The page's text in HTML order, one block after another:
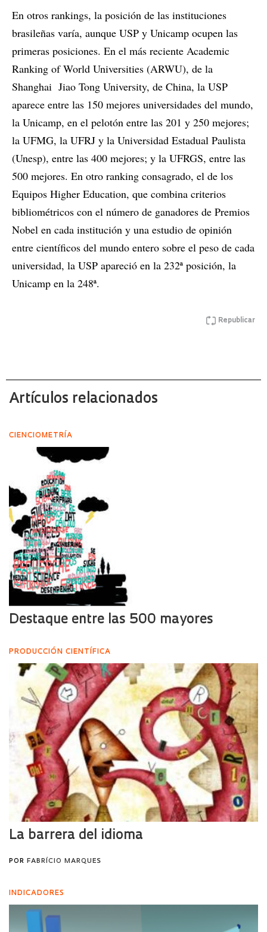
En otros rankings, la posición de las instituciones
brasileñas varía, aunque USP y Unicamp ocupen las
primeras posiciones. En el más reciente Academic
Ranking of World Universities (ARWU), de la
Shanghai Jiao Tong University, de China, la USP
aparece entre las 150 mejores universidades del mundo,
la Unicamp, en el pelotón entre las 201 y 250 mejores;
la UFMG, la UFRJ y la Universidad Estadual Paulista
(Unesp), entre las 400 mejores; y la UFRGS, entre las
500 mejores. En otro ranking consagrado, el de los
Equipos Higher Education, que combina criterios
bibliométricos con el número de ganadores de Premios
Nobel en cada institución y una estudio de opinión
entre científicos del mundo entero sobre el peso de cada
universidad, la USP apareció en la 232ª posición, la
Unicamp en la 248ª.
Republicar